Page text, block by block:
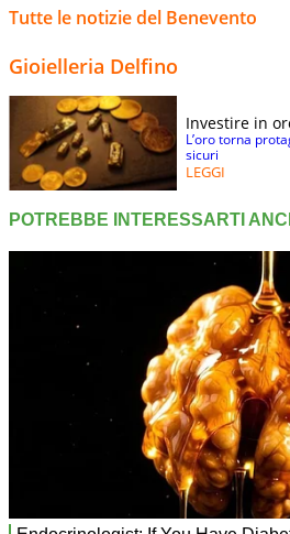
Tutte le notizie del Benevento
Gioielleria Delfino
Investire in
L’oro torna
sicuri
LEGGI